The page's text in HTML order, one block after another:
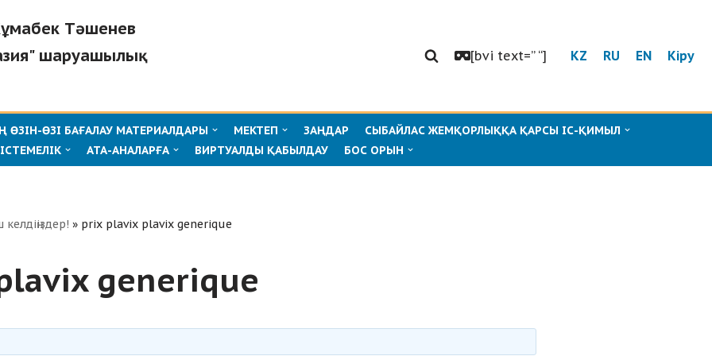
Тәшенев
шаруашылық
[bvi text=” “] KZ RU EN Кіру
ӨЗІ БАҒАЛАУ МАТЕРИАЛДАРЫ МЕКТЕП ЗАҢДАР
СЫБАЙЛАС ЖЕМҚОРЛЫҚҚА ҚАРСЫ ІС-ҚИМЫЛ
АТА-АНАЛАРҒА ВИРТУАЛДЫ ҚАБЫЛДАУ БОС ОРЫН
келдіңіздер! » prix plavix plavix generique
generique